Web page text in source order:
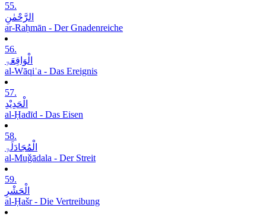
55.
الرَّحْمٰنِ
ar-Raḥmān - Der Gnadenreiche
56.
الْوَاقِعَۃِ
al-Wāqiʿa - Das Ereignis
57.
الْحَدِیْدِ
al-Ḥadīd - Das Eisen
58.
الْمُجَادَلَۃِ
al-Muǧādala - Der Streit
59.
الْحَشْرِ
al-Ḥašr - Die Vertreibung